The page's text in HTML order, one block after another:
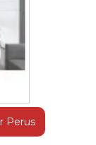
Perus